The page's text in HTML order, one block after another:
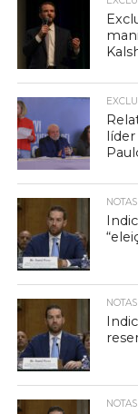
NOTAS
NOTAS
NOTAS